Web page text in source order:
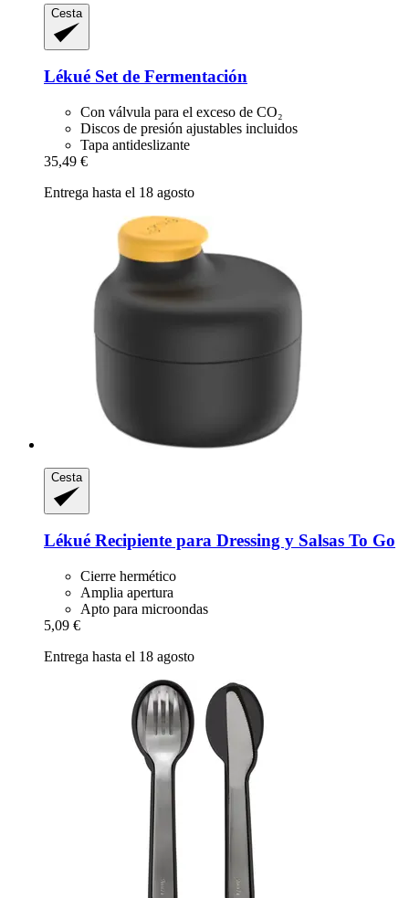
Cesta
Lékué Set de Fermentación
Con válvula para el exceso de CO₂
Discos de presión ajustables incluidos
Tapa antideslizante
35,49 €
Entrega hasta el 18 agosto
Cesta
Lékué Recipiente para Dressing y Salsas To Go
Cierre hermético
Amplia apertura
Apto para microondas
5,09 €
Entrega hasta el 18 agosto